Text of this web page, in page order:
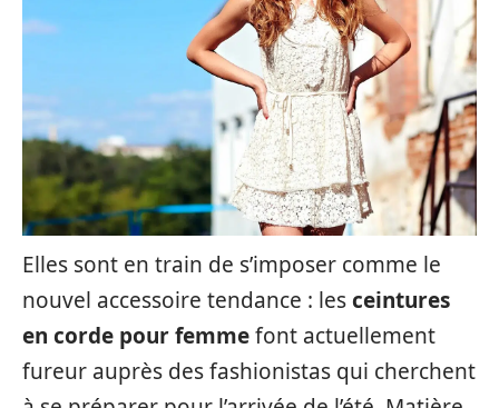
Elles sont en train de s’imposer comme le
nouvel accessoire tendance : lesceintures
en corde pour femmefont actuellement
fureur auprès des fashionistas qui cherchent